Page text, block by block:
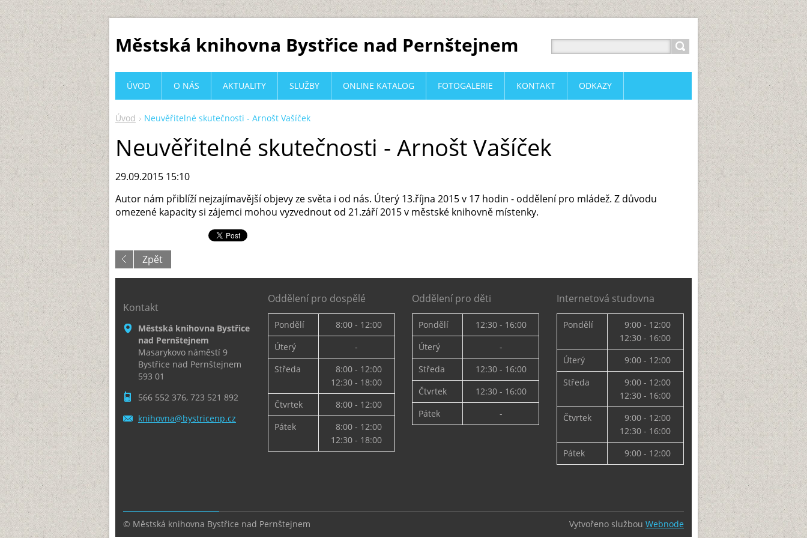
Městská knihovna Bystřice nad Pernštejnem
Úvod Neuvěřitelné skutečnosti - Arnošt Vašíček
Neuvěřitelné skutečnosti - Arnošt Vašíček
29.09.2015 15:10
Autor nám přiblíží nejzajímavější objevy ze světa i od nás. Úterý 13.října 2015 v 17 hodin - oddělení pro mládež. Z důvodu
omezené kapacity si zájemci mohou vyzvednout od 21.září 2015 v městské knihovně místenky.
Zpět
ÚVOD O NÁS AKTUALITY SLUŽBY ONLINE KATALOG FOTOGALERIE KONTAKT ODKAZY
Kontakt
Městská knihovna Bystřice
nad Pernštejnem
Masarykovo náměstí 9
Bystřice nad Pernštejnem
593 01
566 552 376, 723 521 892
knihovna@bystricenp.cz
Oddělení pro dospělé
Pondělí
8:00 - 12:00
Úterý
-
Středa
8:00 - 12:00
12:30 - 18:00
Čtvrtek
8:00 - 12:00
Pátek
8:00 - 12:00
12:30 - 18:00
Oddělení pro děti
Pondělí
12:30 - 16:00
Úterý
-
Středa
12:30 - 16:00
Čtvrtek
12:30 - 16:00
Pátek
-
Internetová studovna
Pondělí
9:00 - 12:00
12:30 - 16:00
Úterý
9:00 - 12:00
Středa
9:00 - 12:00
12:30 - 16:00
Čtvrtek
9:00 - 12:00
12:30 - 16:00
Pátek
9:00 - 12:00
© Městská knihovna Bystřice nad Pernštejnem Vytvořeno službou Webnode